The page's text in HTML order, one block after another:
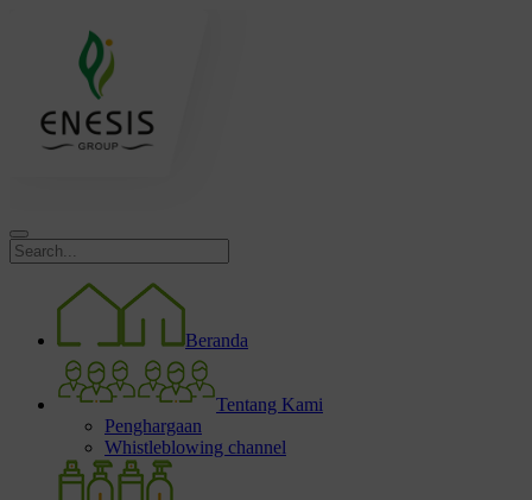
Beranda
Tentang Kami
Penghargaan
Whistleblowing channel